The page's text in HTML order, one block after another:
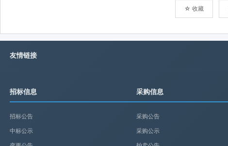
☆ 收藏
友情链接
招标信息
招标公告
中标公示
采购信息
采购公告
采购公示